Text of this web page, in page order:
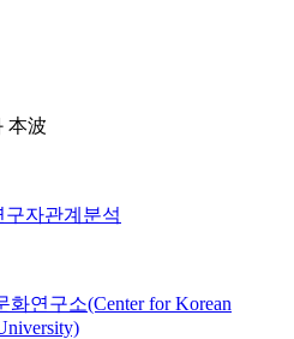
本波
구자관계분석
연구소(Center for Korean